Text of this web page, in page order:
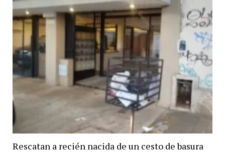
Rescatan a recién nacida de un cesto de basura